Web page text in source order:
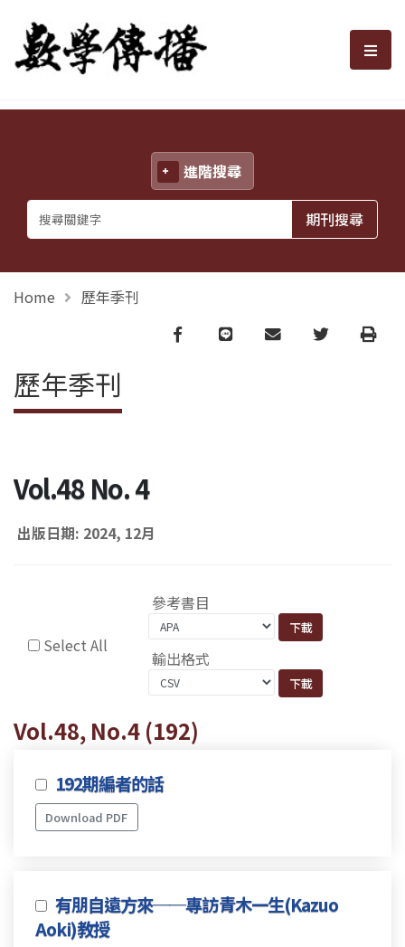
數學傳播 選
進階搜尋
Home 歷年季刊
Facebook
line email TwitterPrint
歷年季刊
Vol.48 No. 4
出版日期: 2024, 12月
Select All
參考書目
輸出格式
Vol.48, No.4 (192)
192期編者的話
Download PDF
有朋自遠方來──專訪青木一生(Kazuo
Aoki)教授